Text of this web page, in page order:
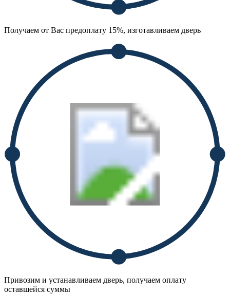
Получаем от Вас предоплату 15%, изготавливаем дверь
Привозим и устанавливаем дверь, получаем оплату
оставшейся суммы